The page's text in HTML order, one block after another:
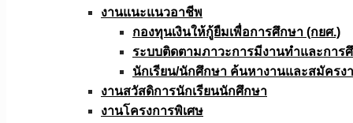
งานแนะแนวอาชีพ
กองทุนเงินให้กู้ยืมเพื่อการศึกษา (กยศ.)
ระบบติดตามภาวะการมีงานทำและการ
นักเรียน/นักศึกษา ค้นหางานและสมัครง
งานสวัสดิการนักเรียนนักศึกษา
งานโครงการพิเศษ